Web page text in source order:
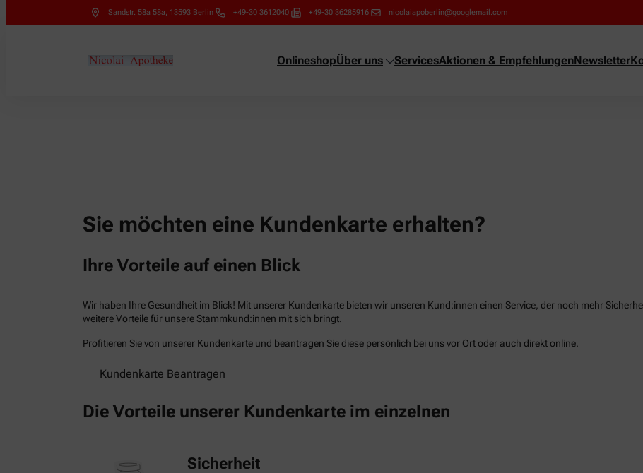
Sandstr. 58a 58a, 13593 Berlin +49-30 3612040 +49-30 36285916 nicolaiapoberlin@googlemail.com
OnlineshopÜber uns ServicesAktionen & EmpfehlungenNewsletter
Sie möchten eine Kundenkarte erhalten?
Ihre Vorteile auf einen Blick
Wir haben Ihre Gesundheit im Blick! Mit unserer Kundenkarte bieten wir unseren Kund:innen einen Service, der noch mehr
weitere Vorteile für unsere Stammkund:innen mit sich bringt.
Profitieren Sie von unserer Kundenkarte und beantragen Sie diese persönlich bei uns vor Ort oder auch direkt online.
Kundenkarte Beantragen
Die Vorteile unserer Kundenkarte im einzelnen
Sicherheit